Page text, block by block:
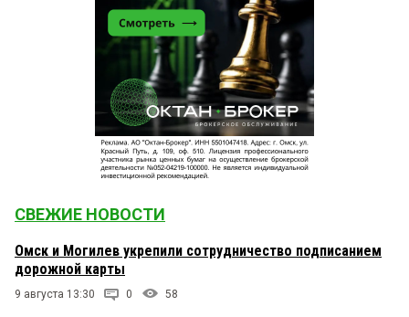
СВЕЖИЕ НОВОСТИ
Омск и Могилев укрепили сотрудничество подписанием
дорожной карты
9 августа 13:30 0 58